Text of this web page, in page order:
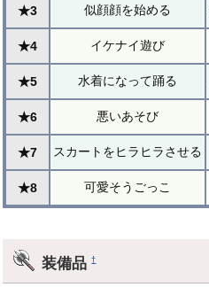
★3 似顔顔を始める
★4 イケナイ遊び
★5 水着になって踊る
★6 悪いあそび
★7 スカートをヒラヒラさせる
★8 可愛そうごっこ
装備品†